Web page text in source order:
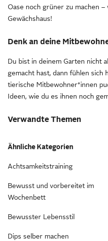
Oase noch grüner zu machen –
Gewächshaus!
Denk an deine
Du bist in deinem Garten nicht
gemacht hast, dann fühlen sich
tierische Mitbewohner*innen
Ideen, wie du es ihnen noch
Verwandte Themen
Ähnliche Kategorien
Achtsamkeitstraining
Bewusst und vorbereitet im
Wochenbett
Bewusster Lebensstil
Dips selber machen